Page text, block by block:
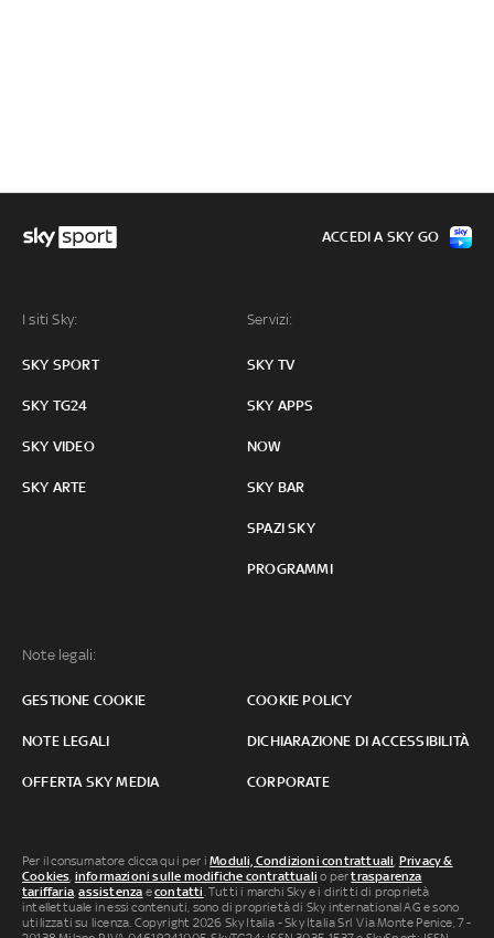
I siti Sky:
SKY SPORT
SKY TG24
SKY VIDEO
SKY ARTE
Servizi:
SKY TV
SKY APPS
NOW
SKY BAR
SPAZI SKY
PROGRAMMI
Note legali:
GESTIONE COOKIE COOKIE POLICY
NOTE LEGALI DICHIARAZIONE DI ACCESSIBILITÀ
OFFERTA SKY MEDIA CORPORATE
ACCEDI A SKY GO
Per il consumatore clicca qui per iModuli, Condizioni contrattuali, Privacy &
Cookies, informazioni sulle modifiche contrattuali o pertrasparenza
tariffaria,assistenza econtatti. Tutti i marchi Sky e i diritti di proprietà
intellettuale in essi contenuti, sono di proprietà di Sky international AG e sono
utilizzati su licenza. Copyright 2026 Sky Italia - Sky Italia Srl Via Monte Penice, 7 -